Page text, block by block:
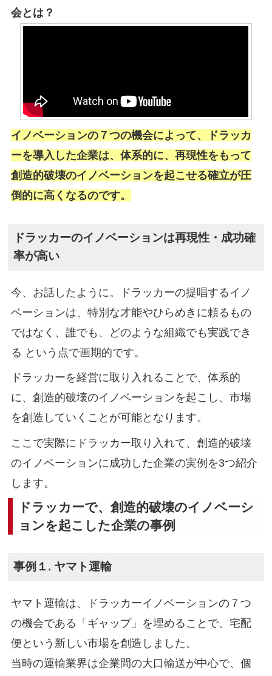
会とは？
イノベーションの７つの機会によって、ドラッカ
ーを導入した企業は、体系的に、再現性をもって
創造的破壊のイノベーションを起こせる確立が圧
倒的に高くなるのです。
ドラッカーのイノベーションは再現性・成功確
率が高い
今、お話したように。ドラッカーの提唱するイノ
ベーションは、特別な才能やひらめきに頼るもの
ではなく、誰でも、どのような組織でも実践でき
る という点で画期的です。
ドラッカーを経営に取り入れることで、体系的
に、創造的破壊のイノベーションを起こし、市場
を創造していくことが可能となります。
ここで実際にドラッカー取り入れて、創造的破壊
のイノベーションに成功した企業の実例を3つ紹介
します。
ドラッカーで、創造的破壊のイノベーシ
ョンを起こした企業の事例
事例１. ヤマト運輸
ヤマト運輸は、ドラッカーイノベーションの７つ
の機会である「ギャップ」を埋めることで、宅配
便という新しい市場を創造しました。
当時の運輸業界は企業間の大口輸送が中心で、個